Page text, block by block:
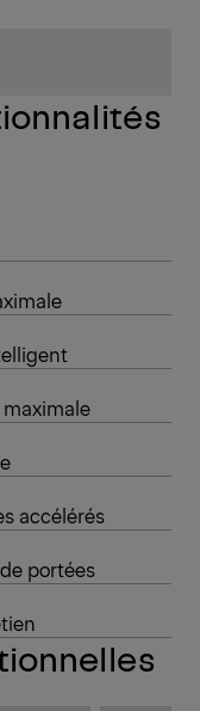
accélérés
portées